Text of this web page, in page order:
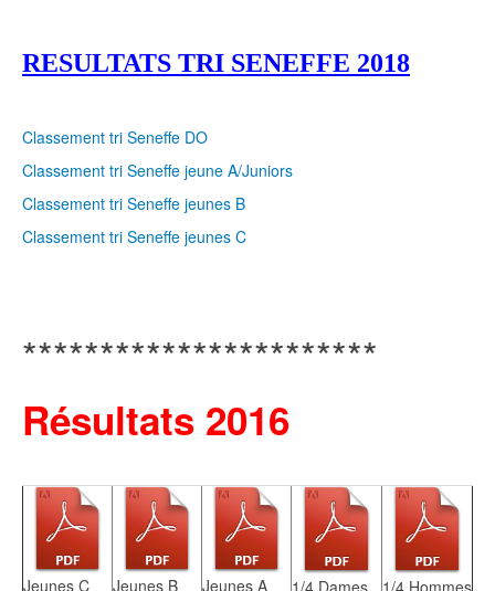
RESULTATS TRI SENEFFE 2018
Classement tri Seneffe DO
Classement tri Seneffe jeune A/Juniors
Classement tri Seneffe jeunes B
Classement tri Seneffe jeunes C
***********************
Résultats 2016
Jeunes C Jeunes B Jeunes A 1/4 Dames
1/4 Hommes